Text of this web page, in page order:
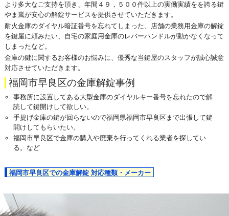
より多大なご支持を頂き、年間４９，５００件以上の実働実績をを誇る鍵
やま嵐が安心の解錠サービスを提供させていただきます。
耐火金庫のダイヤル暗証番号を忘れてしまった、店舗の業務用金庫の解錠
を鍵屋に頼みたい、自宅の家庭用金庫のレバーハンドルが動かなくなって
しまったなど。
金庫の鍵に関するお客様のお悩みに、優秀な当鍵屋のスタッフが誠心誠意
対応させていただきます。
福岡市早良区の金庫解錠事例
事務所に設置してある大型金庫のダイヤルキー番号を忘れたので解
読して鍵開けして欲しい。
手提げ金庫の鍵が回らないので福岡県福岡市早良区まで出張して鍵
開けしてもらいたい。
福岡市早良区で金庫の購入や廃棄を行ってくれる業者を探してい
る。など
福岡市早良区での金庫解錠 対応種類・メーカー